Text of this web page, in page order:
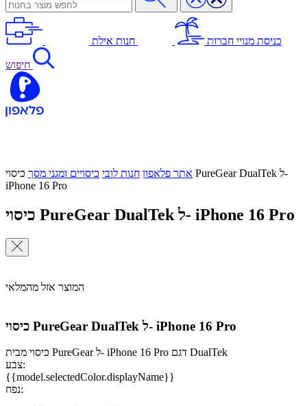
כניסת מנויי חברות חנות אילת
חיפוש
אתר פלאפון חנות לובי כיסויים ומגני מסך כיסוי PureGear DualTek ל-
iPhone 16 Pro
כיסוי PureGear DualTek ל- iPhone 16 Pro
המוצר אזל מהמלאי
כיסוי PureGear DualTek ל- iPhone 16 Pro
כיסוי מבית PureGear ל- iPhone 16 Pro דגם DualTek
צבע:
{{model.selectedColor.displayName}}
נפח: